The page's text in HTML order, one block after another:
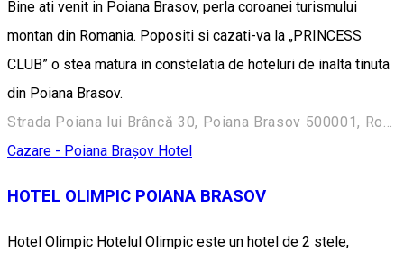
Bine ati venit in Poiana Brasov, perla coroanei turismului
montan din Romania. Popositi si cazati-va la „PRINCESS
CLUB” o stea matura in constelatia de hoteluri de inalta tinuta
din Poiana Brasov.
Cazare - Poiana Brașov Hotel
HOTEL OLIMPIC POIANA BRASOV
Hotel Olimpic Hotelul Olimpic este un hotel de 2 stele,